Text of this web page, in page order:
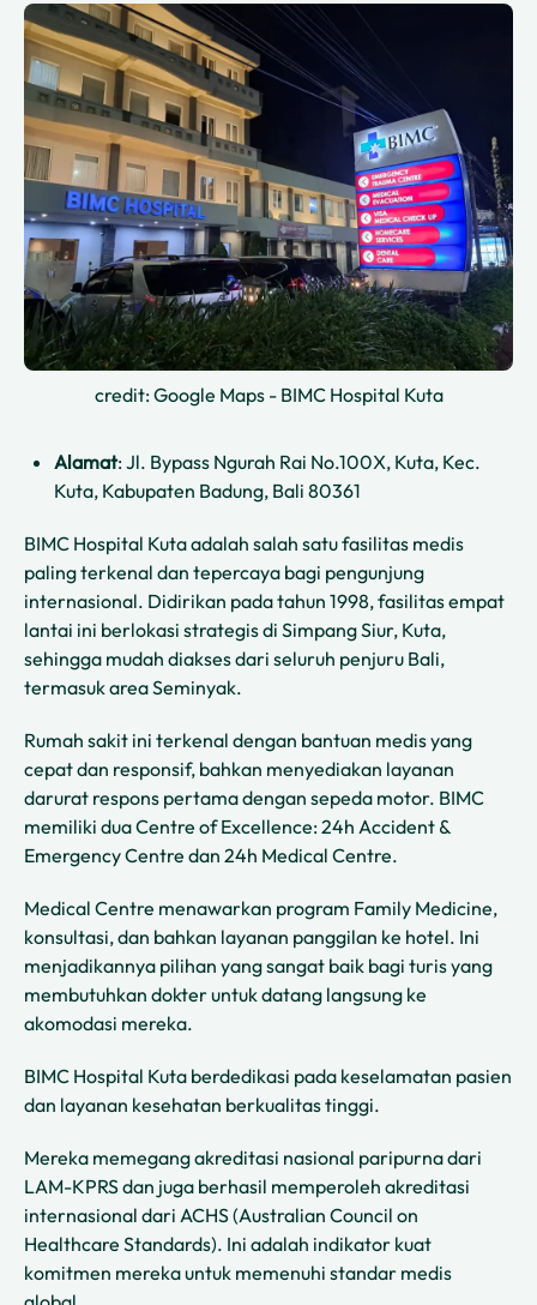
credit: Google Maps - BIMC Hospital Kuta
Alamat: Jl. Bypass Ngurah Rai No.100X, Kuta, Kec.
Kuta, Kabupaten Badung, Bali 80361
BIMC Hospital Kuta adalah salah satu fasilitas medis
paling terkenal dan tepercaya bagi pengunjung
internasional. Didirikan pada tahun 1998, fasilitas empat
lantai ini berlokasi strategis di Simpang Siur, Kuta,
sehingga mudah diakses dari seluruh penjuru Bali,
termasuk area Seminyak.
Rumah sakit ini terkenal dengan bantuan medis yang
cepat dan responsif, bahkan menyediakan layanan
darurat respons pertama dengan sepeda motor. BIMC
memiliki dua Centre of Excellence: 24h Accident &
Emergency Centre dan 24h Medical Centre.
Medical Centre menawarkan program Family Medicine,
konsultasi, dan bahkan layanan panggilan ke hotel. Ini
menjadikannya pilihan yang sangat baik bagi turis yang
membutuhkan dokter untuk datang langsung ke
akomodasi mereka.
BIMC Hospital Kuta berdedikasi pada keselamatan pasien
dan layanan kesehatan berkualitas tinggi.
Mereka memegang akreditasi nasional paripurna dari
LAM-KPRS dan juga berhasil memperoleh akreditasi
internasional dari ACHS (Australian Council on
Healthcare Standards). Ini adalah indikator kuat
komitmen mereka untuk memenuhi standar medis